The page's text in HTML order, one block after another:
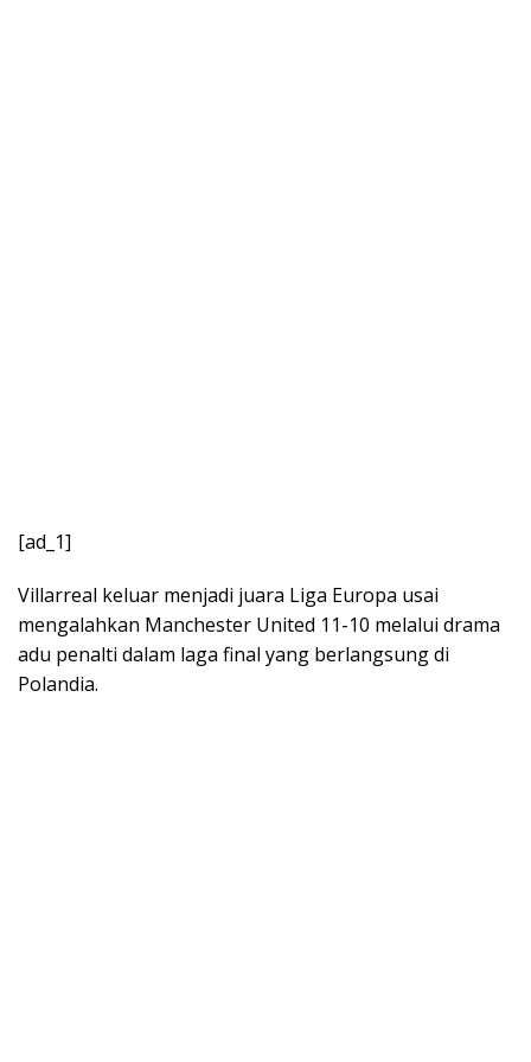
[ad_1]
Villarreal keluar menjadi juara Liga Europa usai
mengalahkan Manchester United 11-10 melalui drama
adu penalti dalam laga final yang berlangsung di
Polandia.